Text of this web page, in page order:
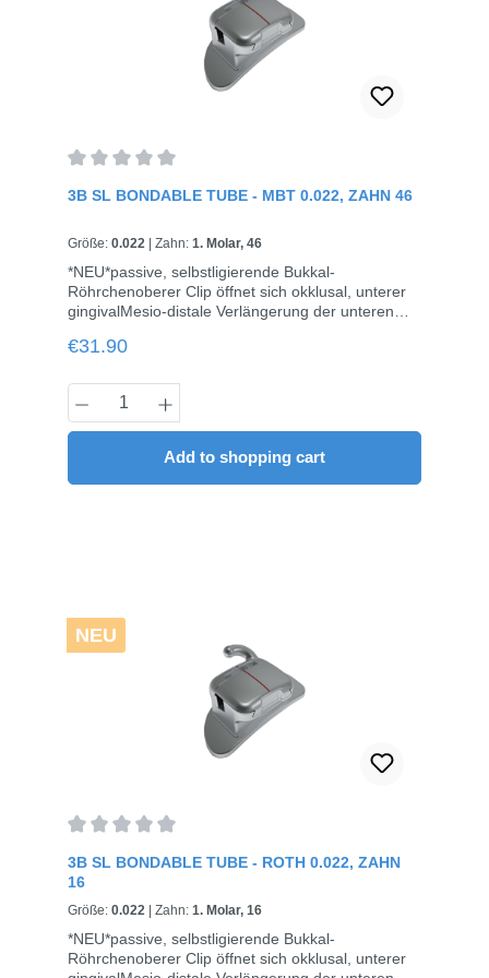
3B SL BONDABLE TUBE - MBT 0.022, ZAHN 46
Größe: 0.022 Zahn: 1. Molar, 46
*NEU*passive, selbstligierende Bukkal-
Röhrchenoberer Clip öffnet sich okklusal, unterer
gingivalMesio-distale Verlängerung der unteren
BisskonfliktenHäkchen weit entfernt vom
vermeidenPatentiertes Clip-Design für
reibungsloses FunktionierenMesh-Basis, flaches
Profil, kompakte und glatte Oberflächenicht
konvertierbare Tubes für den 1. Molaren, dadurch
einfacherer und effizienterer Drahtwechsel10 Stück
/ Pack
Regular price:
€31.90
Product Quantity: Enter the desired
Add to shopping cart
NEU
3B SL BONDABLE TUBE - ROTH 0.022, ZAHN
16
Größe: 0.022 | Zahn: 1. Molar, 16
*NEU*passive, selbstligierende Bukkal-
Röhrchenoberer Clip öffnet sich okklusal, unterer